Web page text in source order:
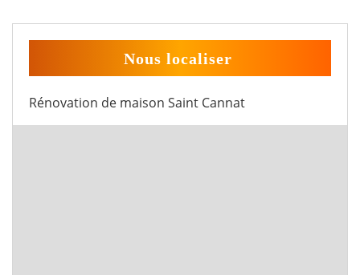
Nous localiser
Rénovation de maison Saint Cannat